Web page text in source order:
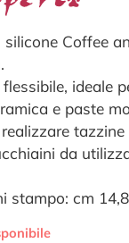
silicone Coffee
ideale
e paste
da
stampo: cm